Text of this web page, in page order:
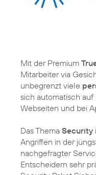
Mit der Premium
Mitarbeiter via
unbegrenzt viele
sich automatisch
Webseiten und bei
Das Thema Security
Angriffen in der
nachgefragter
Entscheidern sehr